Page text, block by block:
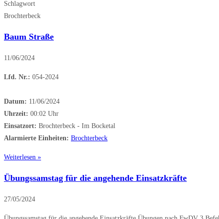
Schlagwort
Brochterbeck
Baum Straße
11/06/2024
Lfd. Nr.: 054-2024
Datum: 11/06/2024
Uhrzeit: 00:02 Uhr
Einsatzort: Brochterbeck - Im Bocketal
Alarmierte Einheiten: Brochterbeck
Weiterlesen »
Übungssamstag für die angehende Einsatzkräfte
27/05/2024